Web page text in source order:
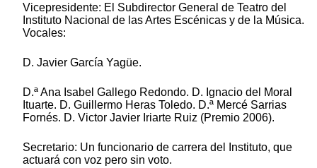
Vicepresidente: El Subdirector General de Teatro del
Instituto Nacional de las Artes Escénicas y de la Música.
Vocales:
D. Javier García Yagüe.
D.ª Ana Isabel Gallego Redondo. D. Ignacio del Moral
Ituarte. D. Guillermo Heras Toledo. D.ª Mercé Sarrias
Fornés. D. Victor Javier Iriarte Ruiz (Premio 2006).
Secretario: Un funcionario de carrera del Instituto, que
actuará con voz pero sin voto.